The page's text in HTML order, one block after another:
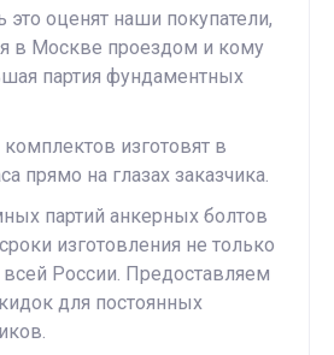
оценят наши покупатели,
в Москве проездом и кому
партия фундаментных
изготовят в
прямо на глазах заказчика.
партий анкерных болтов
изготовления не только
России. Предоставляем
для постоянных